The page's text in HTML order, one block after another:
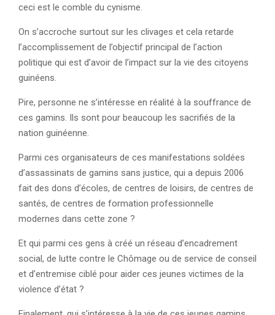
ceci est le comble du cynisme.
On s’accroche surtout sur les clivages et cela retarde
l’accomplissement de l’objectif principal de l’action
politique qui est d’avoir de l’impact sur la vie des citoyens
guinéens.
Pire, personne ne s’intéresse en réalité à la souffrance de
ces gamins. Ils sont pour beaucoup les sacrifiés de la
nation guinéenne.
Parmi ces organisateurs de ces manifestations soldées
d’assassinats de gamins sans justice, qui a depuis 2006
fait des dons d’écoles, de centres de loisirs, de centres de
santés, de centres de formation professionnelle
modernes dans cette zone ?
Et qui parmi ces gens à créé un réseau d’encadrement
social, de lutte contre le Chômage ou de service de conseil
et d’entremise ciblé pour aider ces jeunes victimes de la
violence d’état ?